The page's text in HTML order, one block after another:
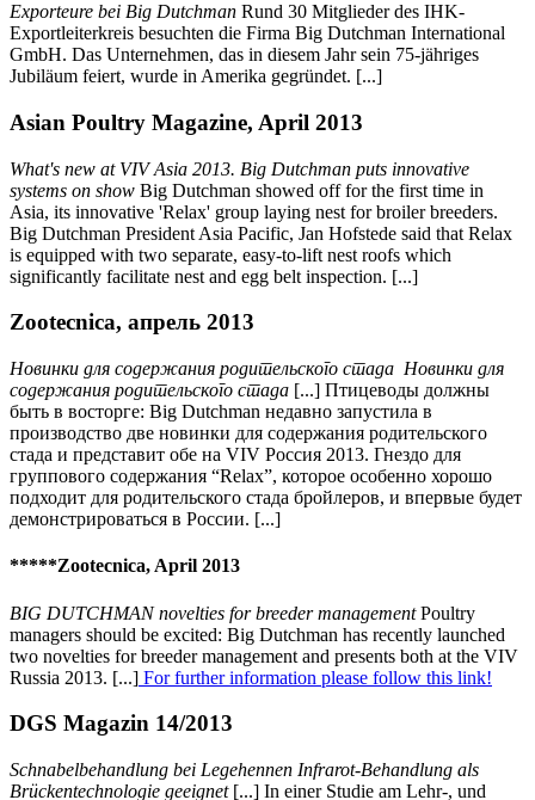
Exporteure bei Big Dutchman Rund 30 Mitglieder des IHK-
Exportleiterkreis besuchten die Firma Big Dutchman International
GmbH. Das Unternehmen, das in diesem Jahr sein 75-jähriges
Jubiläum feiert, wurde in Amerika gegründet. [...]
Asian Poultry Magazine, April 2013
What's new at VIV Asia 2013. Big Dutchman puts innovative
systems on show Big Dutchman showed off for the first time in
Asia, its innovative 'Relax' group laying nest for broiler breeders.
Big Dutchman President Asia Pacific, Jan Hofstede said that Relax
is equipped with two separate, easy-to-lift nest roofs which
significantly facilitate nest and egg belt inspection. [...]
Zootecnica, апрель 2013
Новинки для содержания родительского стада Новинки для
содержания родительского стада [...] Птицеводы должны
быть в восторге: Big Dutchman недавно запустила в
производство две новинки для содержания родительского
стада и представит обе на VIV Россия 2013. Гнездо для
группового содержания “Relax”, которое особенно хорошо
подходит для родительского стада бройлеров, и впервые будет
демонстрироваться в России. [...]
*****Zootecnica, April 2013
BIG DUTCHMAN novelties for breeder managementPoultry
managers should be excited: Big Dutchman has recently launched
two novelties for breeder management and presents both at the VIV
Russia 2013. [...] For further information please follow this link!
DGS Magazin 14/2013
Schnabelbehandlung bei Legehennen Infrarot-Behandlung als
Brückentechnologie geeignet[...] In einer Studie am Lehr-, und